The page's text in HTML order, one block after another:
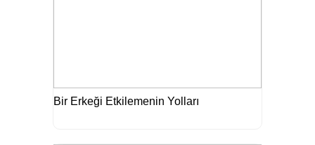
Bir Erkeği Etkilemenin Yolları